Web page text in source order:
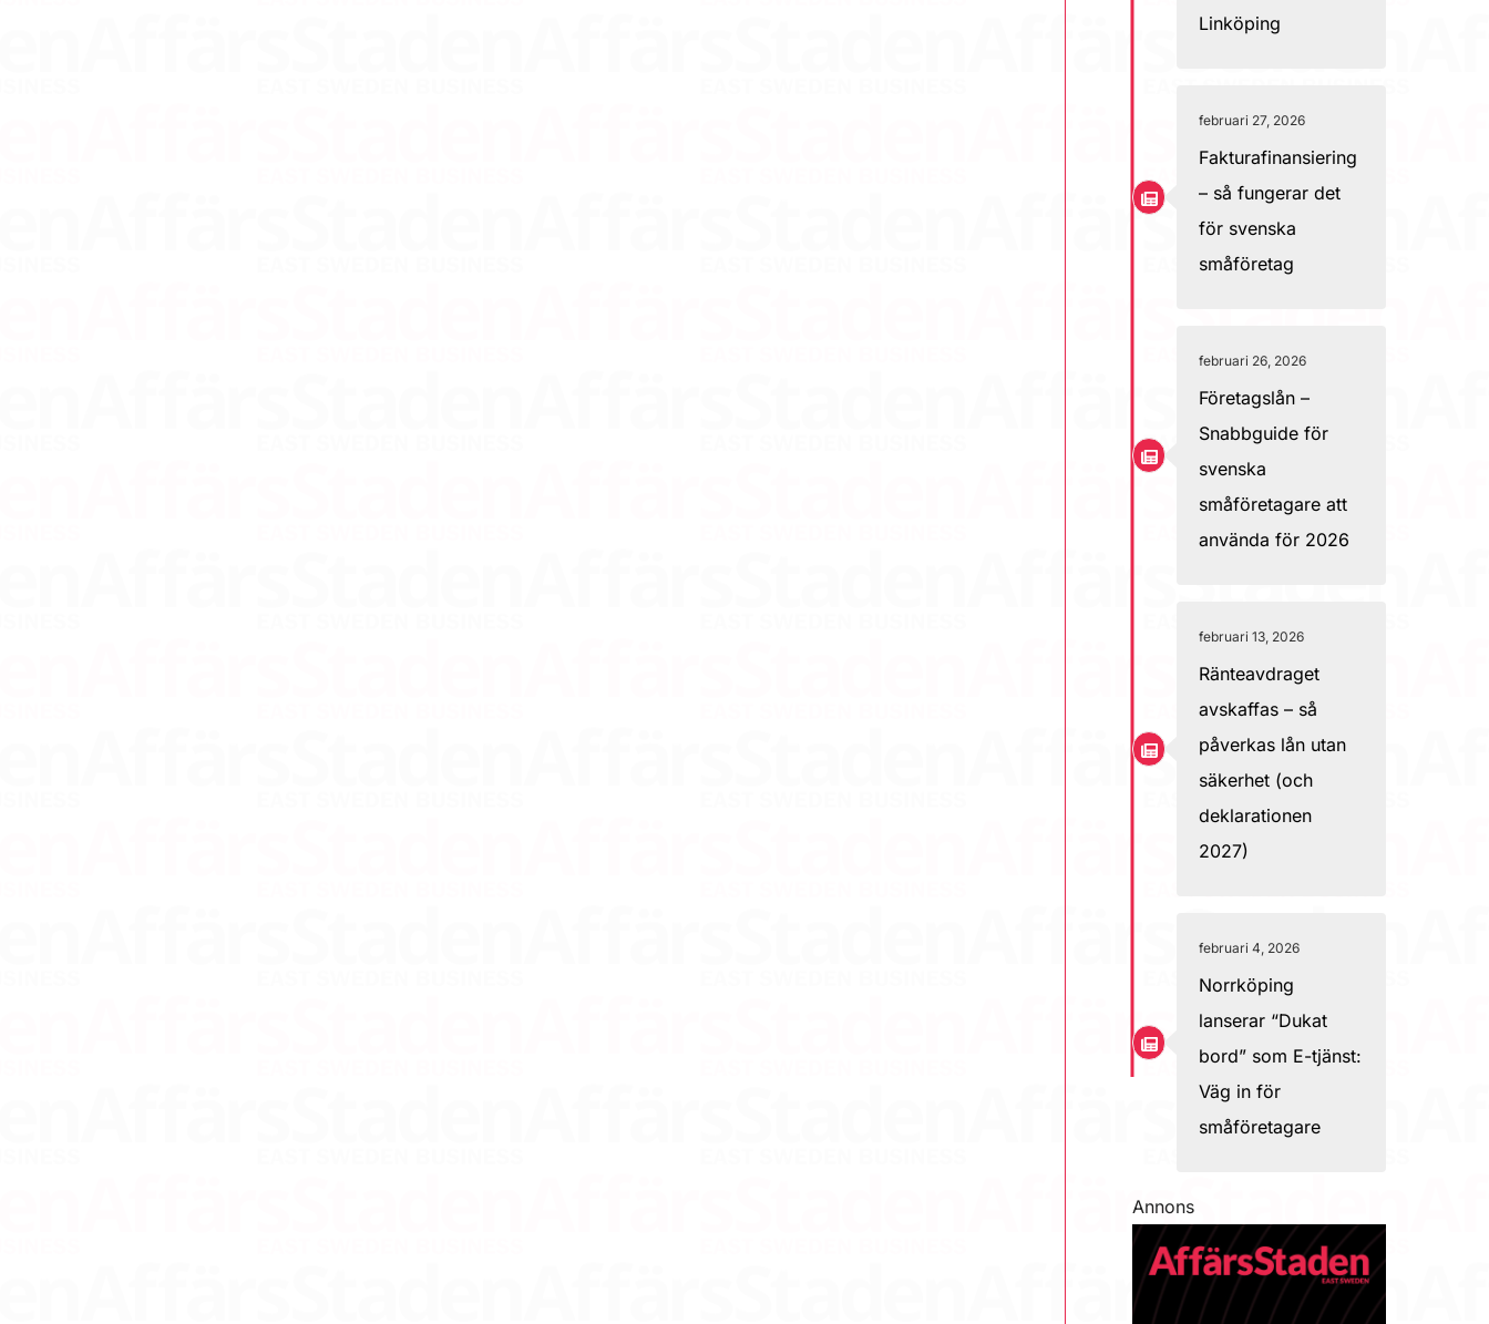
Linköping
februari 27, 2026
Fakturafinansiering
– så fungerar det
för svenska
småföretag
februari 26, 2026
Företagslån –
Snabbguide för
svenska
småföretagare att
använda för 2026
februari 13, 2026
Ränteavdraget
avskaffas – så
påverkas lån utan
säkerhet (och
deklarationen
2027)
februari 4, 2026
Norrköping
lanserar “Dukat
bord” som E-tjänst:
Väg in för
småföretagare
Annons